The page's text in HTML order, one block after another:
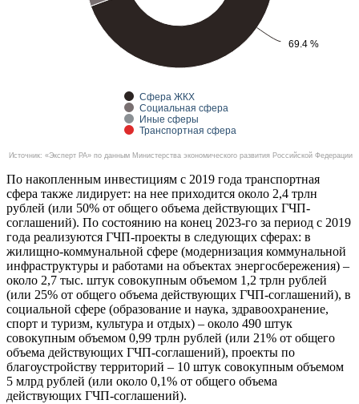
69.4 %
69.4 %
Сфера ЖКХ
Социальная сфера
Иные сферы
Транспортная сфера
Источник: «Эксперт РА» по данным Министерства экономического развития Российской Федерации
По накопленным инвестициям с 2019 года транспортная
сфера также лидирует: на нее приходится около 2,4 трлн
рублей (или 50% от общего объема действующих ГЧП-
соглашений). По состоянию на конец 2023-го за период с 2019
года реализуются ГЧП-проекты в следующих сферах: в
жилищно-коммунальной сфере (модернизация коммунальной
инфраструктуры и работами на объектах энергосбережения) –
около 2,7 тыс. штук совокупным объемом 1,2 трлн рублей
(или 25% от общего объема действующих ГЧП-соглашений), в
социальной сфере (образование и наука, здравоохранение,
спорт и туризм, культура и отдых) – около 490 штук
совокупным объемом 0,99 трлн рублей (или 21% от общего
объема действующих ГЧП-соглашений), проекты по
благоустройству территорий – 10 штук совокупным объемом
5 млрд рублей (или около 0,1% от общего объема
действующих ГЧП-соглашений).